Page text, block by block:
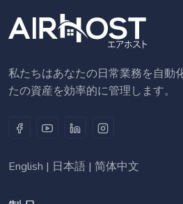
私たちはあなたの日常業務を自動
たの資産を効率的に管理します。
English | 日本語 | 简体中文